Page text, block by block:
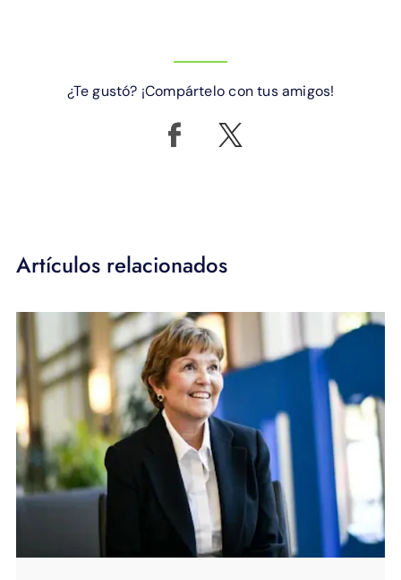
¿Te gustó? ¡Compártelo con tus amigos!
Artículos relacionados